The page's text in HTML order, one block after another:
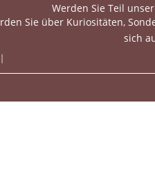
Werden Sie Teil
Sie über Kuriositäten,
sich